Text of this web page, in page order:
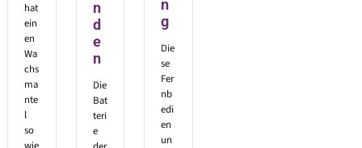
hat
ein
en
Wa
chs
ma
nte
l
so
n
d
e
n
Die
Bat
teri
e
n
g
Die
se
Fer
nb
edi
en
un